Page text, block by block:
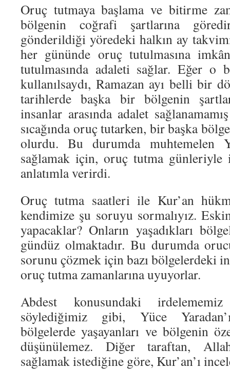
Oruç tutmaya başlama ve bitirme
bölgenin coğrafi şartlarına
gönderildiği yöredeki halkın ay
her gününde oruç tutulmasına
tutulmasında adaleti sağlar. Eğer o
kullanılsaydı, Ramazan ayı belli bir
tarihlerde başka bir bölgenin
insanlar arasında adalet
sıcağında oruç tutarken, bir başka
olurdu. Bu durumda muhtemelen
sağlamak için, oruç tutma
anlatımla verirdi.
Oruç tutma saatleri ile Kur’an
kendimize şu soruyu sormalıyız.
yapacaklar? Onların yaşadıkları
gündüz olmaktadır. Bu durumda
sorunu çözmek için bazı bölgelerdeki
oruç tutma zamanlarına uyuyorlar.
Abdest konusundaki irdelememiz
söylediğimiz gibi, Yüce
bölgelerde yaşayanları ve bölgenin
düşünülemez. Diğer taraftan,
sağlamak istediğine göre, Kur’an’ı